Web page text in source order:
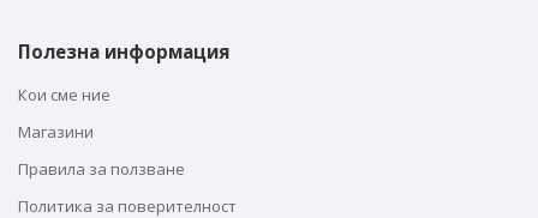
Полезна информация
Кои сме ние
Магазини
Правила за ползване
Политика за поверителност